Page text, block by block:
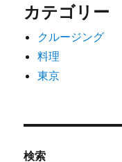
カテゴリー
クルージング
料理
東京
検索